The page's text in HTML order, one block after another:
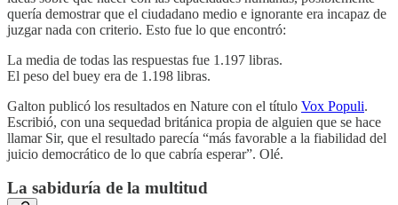
quería demostrar que el ciudadano medio e ignorante era incapaz de
juzgar nada con criterio. Esto fue lo que encontró:
La media de todas las respuestas fue 1.197 libras.
El peso del buey era de 1.198 libras.
Galton publicó los resultados en Nature con el título Vox Populi.
Escribió, con una sequedad británica propia de alguien que se hace
llamar Sir, que el resultado parecía “más favorable a la fiabilidad del
juicio democrático de lo que cabría esperar”. Olé.
La sabiduría de la multitud